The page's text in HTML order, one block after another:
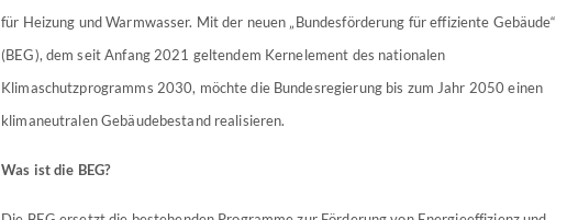
für Heizung und Warmwasser. Mit der neuen „Bundesförderung für effiziente Gebäude“
(BEG), dem seit Anfang 2021 geltendem Kernelement des nationalen
Klimaschutzprogramms 2030, möchte die Bundesregierung bis zum Jahr 2050 einen
klimaneutralen Gebäudebestand realisieren.
Was ist die BEG?